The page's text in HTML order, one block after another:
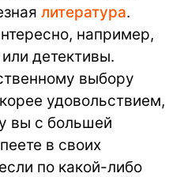
литература.
например,
детективы.
выбору
удовольствием,
вы с большей
в своих
по какой-либо